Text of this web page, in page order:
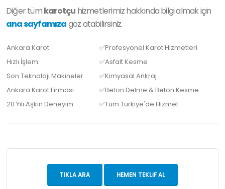
Diğer tümkarotçu hizmetlerimiz hakkında bilgi almak için
ana sayfamızagöz atabilirsiniz.
Ankara Karot
✅Profesyonel Karot Hizmetleri
Hızlı İşlem
✅Asfalt Kesme
Son Teknoloji Makineler
✅Kimyasal Ankraj
Ankara Karot Firması
✅Beton Delme & Beton Kesme
20 Yılı Aşkın Deneyim
✅Tüm Türkiye'de Hizmet
TIKLA ARA HEMEN TEKLIF AL